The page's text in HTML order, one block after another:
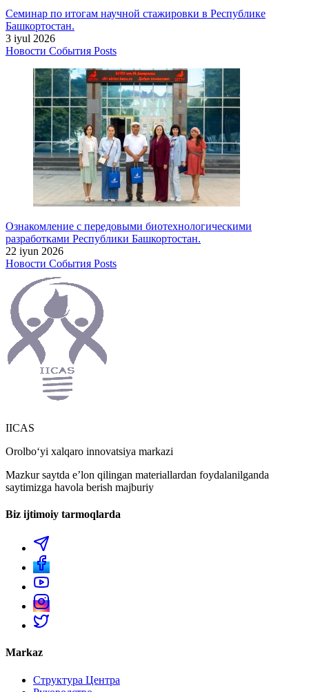
Семинар по итогам научной стажировки в Республике
Башкортостан.
3 iyul 2026
Новости События Posts
Ознакомление с передовыми биотехнологическими
разработками Республики Башкортостан.
22 iyun 2026
Новости События Posts
IICAS
Orolboʻyi xalqaro innovatsiya markazi
Mazkur saytda eʼlon qilingan materiallardan foydalanilganda
saytimizga havola berish majburiy
Biz ijtimoiy tarmoqlarda
Markaz
Структура Центра